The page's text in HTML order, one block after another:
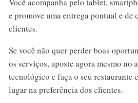
e promove uma entrega pontual e de
clientes.
Se você não quer perder boas
os serviços, aposte agora mesmo no
tecnológico e faça o seu restaurante
lugar na preferência dos clientes.